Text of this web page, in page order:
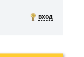
вход